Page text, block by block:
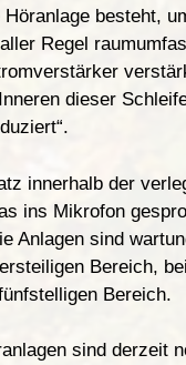
besteht,
Regel
romverstärker
dieser Schlei
innerhalb der
ins Mikrofon
Anlagen sind
Bereich,
Bereich.
sind derzeit